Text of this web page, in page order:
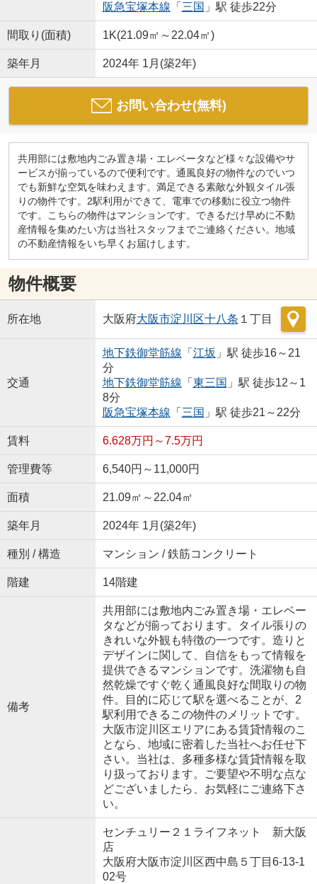
阪急宝塚本線 「 三国 」駅 徒歩22分
間取り(面積) 1K(21.09㎡～22.04㎡)
築年月 2024年 1月(築2年)
お問い合わせ(無料)
共用部には敷地内ごみ置き場・エレベータなど様々な設備やサ
ービスが揃っているので便利です。通風良好の物件なのでいつ
でも新鮮な空気を味わえます。満足できる素敵な外観タイル張
りの物件です。2駅利用ができて、電車での移動に役立つ物件
です。こちらの物件はマンションです。できるだけ早めに不動
産情報を集めたい方は当社スタッフまでご連絡ください。地域
の不動産情報をいち早くお届けします。
物件概要
所在地 大阪府大阪市淀川区十八条 １丁目
交通
地下鉄御堂筋線 「 江坂 」駅 徒歩16～21
分
地下鉄御堂筋線 「 東三国 」駅 徒歩12～1
8分
阪急宝塚本線 「 三国 」駅 徒歩21～22分
賃料 6.628万円～7.5万円
管理費等 6,540円～11,000円
面積 21.09㎡～22.04㎡
築年月 2024年 1月(築2年)
種別 / 構造 マンション / 鉄筋コンクリート
階建 14階建
備考
共用部には敷地内ごみ置き場・エレベー
タなどが揃っております。タイル張りの
きれいな外観も特徴の一つです。造りと
デザインに関して、自信をもって情報を
提供できるマンションです。洗濯物も自
然乾燥ですぐ乾く通風良好な間取りの物
件。目的に応じて駅を選べることが、2
駅利用できるこの物件のメリットです。
大阪市淀川区エリアにある賃貸情報のこ
となら、地域に密着した当社へお任せ下
さい。当社は、多種多様な賃貸情報を取
り扱っております。ご要望や不明な点な
どございましたら、お気軽にご連絡下さ
い。
センチュリー２１ライフネット 新大阪
店
大阪府大阪市淀川区西中島５丁目6-13-1
02号